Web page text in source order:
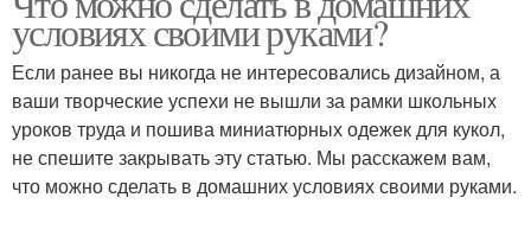
условиях своими руками?
Если ранее вы никогда не интересовались дизайном, а
ваши творческие успехи не вышли за рамки школьных
уроков труда и пошива миниатюрных одежек для кукол,
не спешите закрывать эту статью. Мы расскажем вам,
что можно сделать в домашних условиях своими руками.